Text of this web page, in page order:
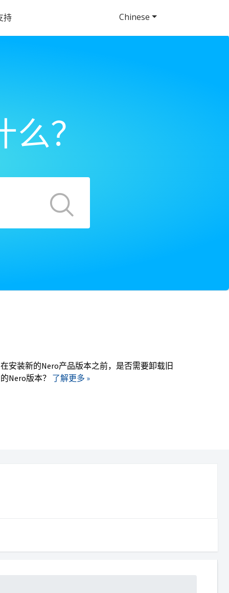
持
？
在安装新的Nero产品版本之前，是否需要卸载旧
的Nero版本？ 了解更多 »
Chinese